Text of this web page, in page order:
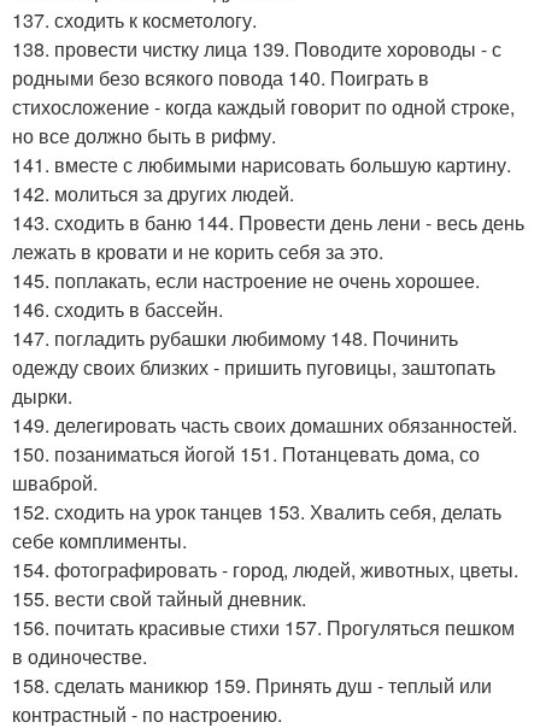
137. сходить к косметологу.
138. провести чистку лица 139. Поводите хороводы - с
родными безо всякого повода 140. Поиграть в
стихосложение - когда каждый говорит по одной строке,
но все должно быть в рифму.
141. вместе с любимыми нарисовать большую картину.
142. молиться за других людей.
143. сходить в баню 144. Провести день лени - весь день
лежать в кровати и не корить себя за это.
145. поплакать, если настроение не очень хорошее.
146. сходить в бассейн.
147. погладить рубашки любимому 148. Починить
одежду своих близких - пришить пуговицы, заштопать
дырки.
149. делегировать часть своих домашних обязанностей.
150. позаниматься йогой 151. Потанцевать дома, со
шваброй.
152. сходить на урок танцев 153. Хвалить себя, делать
себе комплименты.
154. фотографировать - город, людей, животных, цветы.
155. вести свой тайный дневник.
156. почитать красивые стихи 157. Прогуляться пешком
в одиночестве.
158. сделать маникюр 159. Принять душ - теплый или
контрастный - по настроению.